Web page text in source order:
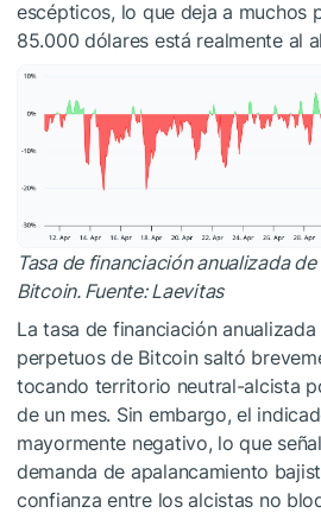
escépticos, lo que deja a muchos
85.000 dólares está realmente al
Tasa de financiación anualizada
Bitcoin. Fuente:Laevitas
La tasa de financiación
perpetuos de Bitcoin saltó
tocando territorio neutral-alcista
de un mes. Sin embargo, el
mayormente negativo, lo que
demanda de apalancamiento
confianza entre los alcistas no